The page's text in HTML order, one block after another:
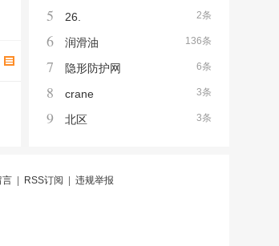
2条
5 26.
136条
6 润滑油
6条
7 隐形防护网
3条
8 crane
3条
9 北区
言 RSS订阅 违规举报